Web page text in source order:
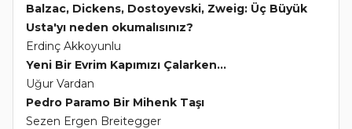
Balzac, Dickens, Dostoyevski, Zweig: Üç Büyük
Usta'yı neden okumalısınız?
Erdinç Akkoyunlu
Yeni Bir Evrim Kapımızı Çalarken...
Uğur Vardan
Pedro Paramo Bir Mihenk Taşı
Sezen Ergen Breitegger